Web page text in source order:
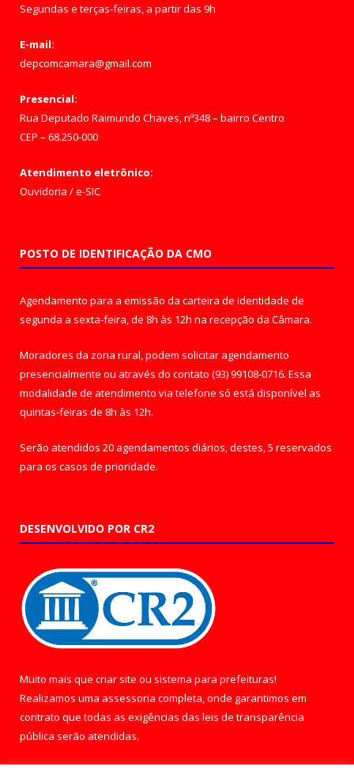
Segundas e terças-feiras, a partir das 9h
E-mail:
depcomcamara@gmail.com
Presencial:
Rua Deputado Raimundo Chaves, nº348 – bairro Centro
CEP – 68.250-000
Atendimento eletrônico:
Ouvidoria /e-SIC
POSTO DE IDENTIFICAÇÃO DA CMO
Agendamento para a emissão da carteira de identidade de
segunda a sexta-feira, de 8h às 12h na recepção da Câmara.
Moradores da zona rural, podem solicitar agendamento
presencialmente ou através do contato (93) 99108-0716. Essa
modalidade de atendimento via telefone só está disponível as
quintas-feiras de 8h às 12h.
Serão atendidos 20 agendamentos diários, destes, 5 reservados
para os casos de prioridade.
DESENVOLVIDO POR CR2
Muito mais que criar site ou sistema para prefeituras!
Realizamos uma assessoria completa, onde garantimos em
contrato que todas as exigências das leis de transparência
pública serão atendidas.